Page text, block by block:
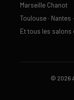
Marseille Chanot
Toulouse · Nantes
Et tous les salons
© 2026